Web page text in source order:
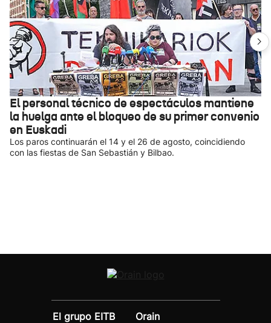
El personal técnico de espectáculos mantiene
la huelga ante el bloqueo de su primer convenio
en Euskadi
Los paros continuarán el 14 y el 26 de agosto, coincidiendo
con las fiestas de San Sebastián y Bilbao.
El grupo EITB
Orain